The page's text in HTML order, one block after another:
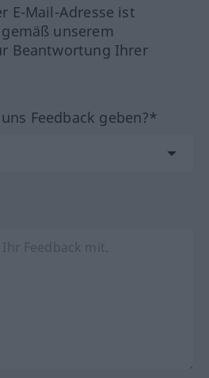
E-Mail-Adresse ist
unserem
Beantwortung Ihrer
Feedback geben?*